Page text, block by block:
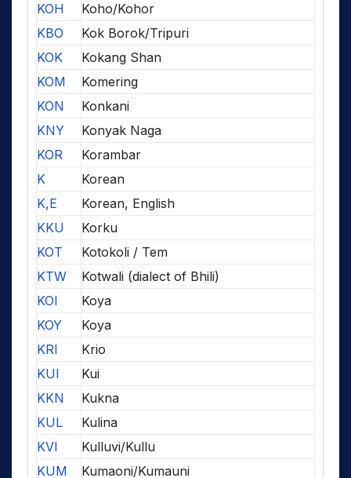
KOH
Koho/Kohor
KBO
Kok Borok/Tripuri
KOK
Kokang Shan
KOM
Komering
KON
Konkani
KNY
Konyak Naga
KOR
Korambar
K
Korean
K,E
Korean, English
KKU
Korku
KOT
Kotokoli / Tem
KTW
Kotwali (dialect of Bhili)
KOI
Koya
KOY
Koya
KRI
Krio
KUI
Kui
KKN
Kukna
KUL
Kulina
KVI
Kulluvi/Kullu
KUM
Kumaoni/Kumauni